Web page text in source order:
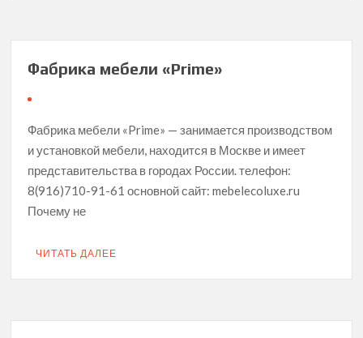
Фабрика мебели «Prime»
Фабрика мебели «Prime» — занимается производством
и установкой мебели, находится в Москве и имеет
представительства в городах России. телефон:
8(916)710-91-61 основной сайт: mebelecoluxe.ru
Почему не
ЧИТАТЬ ДАЛЕЕ